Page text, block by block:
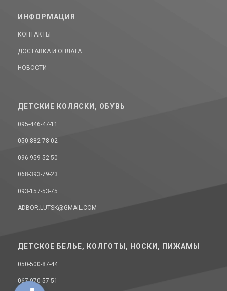
ИНФОРМАЦИЯ
КОНТАКТЫ
ДОСТАВКА И ОПЛАТА
НОВОСТИ
ДЕТСКИЕ КОЛЯСКИ, ОБУВЬ
095-446-47-11
050-882-78-02
096-959-52-50
068-393-79-23
093-157-53-75
ADBOR.LUTSK@GMAIL.COM
ДЕТСКОЕ БЕЛЬЕ, КОЛГОТЫ, НОСКИ, ПИЖАМЫ
050-500-87-44
067-970-57-51